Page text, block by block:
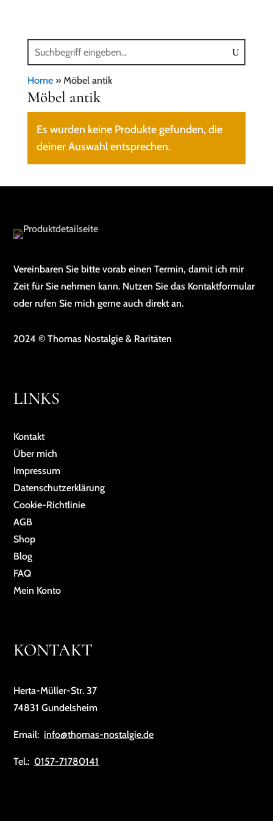
Home» Möbel antik
Möbel antik
Es wurden keine Produkte gefunden, die
deiner Auswahl entsprechen.
Vereinbaren Sie bitte vorab einen Termin, damit ich mir
Zeit für Sie nehmen kann. Nutzen Sie das Kontaktformular
oder rufen Sie mich gerne auch direkt an.
2024 © Thomas Nostalgie & Raritäten
LINKS
Kontakt
Über mich
Impressum
Da­ten­schutz­er­klä­rung
Cookie-Richtlinie
AGB
Shop
Blog
FAQ
Mein Konto
KONTAKT
Herta-Müller-Str. 37
74831 Gundelsheim
Email: info@thomas-nostalgie.de
Tel.: 0157-71780141